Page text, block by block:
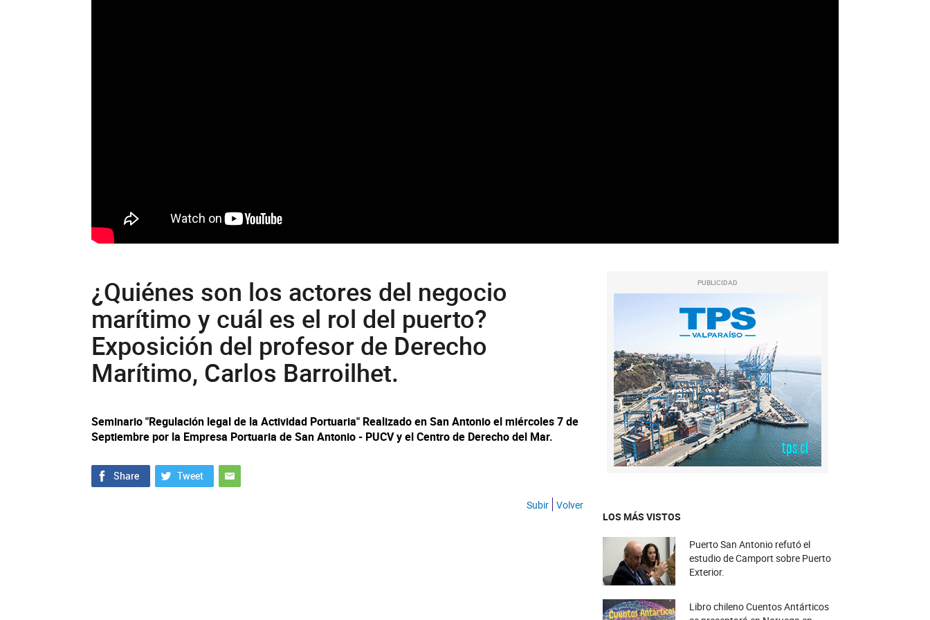
¿Quiénes son los actores del negocio
marítimo y cuál es el rol del puerto?
Exposición del profesor de Derecho
Marítimo, Carlos Barroilhet.
Seminario "Regulación legal de la Actividad Portuaria" Realizado en San Antonio el miércoles 7 de
Septiembre por la Empresa Portuaria de San Antonio - PUCV y el Centro de Derecho del Mar.
Subir Volver
PUBLICIDAD
LOS MÁS VISTOS
Puerto San Antonio refutó el
estudio de Camport sobre Puerto
Exterior.
Libro chileno Cuentos Antárticos